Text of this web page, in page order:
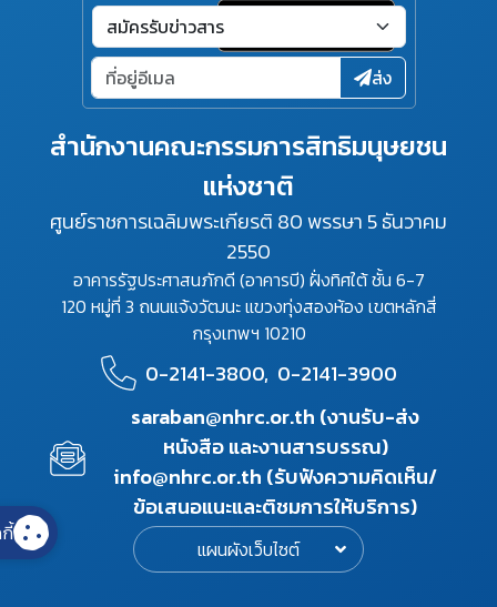
สำนักงานคณะกรรมการสิทธิมนุษยชน
แห่งชาติ
ศูนย์ราชการเฉลิมพระเกียรติ 80 พรรษา 5 ธันวาคม
2550
อาคารรัฐประศาสนภักดี (อาคารบี) ฝั่งทิศใต้ ชั้น 6-7
120 หมู่ที่ 3 ถนนแจ้งวัฒนะ แขวงทุ่งสองห้อง เขตหลักสี่
กรุงเทพฯ 10210
0-2141-3800, 0-2141-3900
saraban@nhrc.or.th (งานรับ-ส่ง
หนังสือ และงานสารบรรณ)
info@nhrc.or.th (รับฟังความคิดเห็น/
ข้อเสนอแนะและติชมการให้บริการ)
แผนผังเว็บไซต์
ส่ง